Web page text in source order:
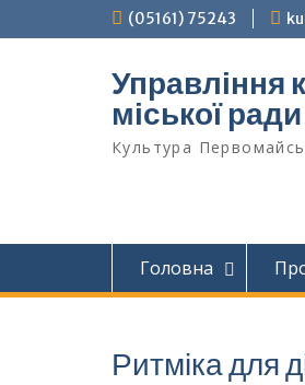
до
(05161) 75243
Управління
міської ради
Культура
Головна
Ритміка для